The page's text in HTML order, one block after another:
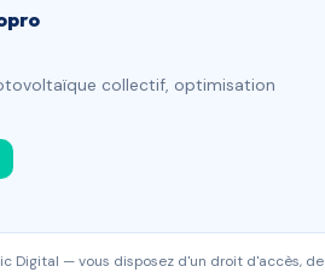
collectif, optimisation
Digital — vous disposez d'un droit d'accès, de